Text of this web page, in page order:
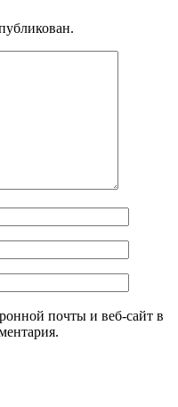
почты и веб-сайт в